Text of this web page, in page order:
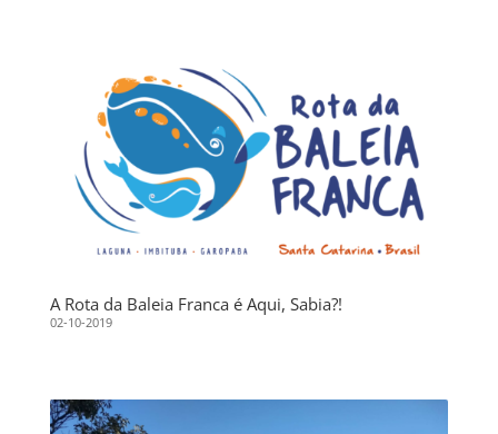
A Rota da Baleia Franca é Aqui, Sabia?!
02-10-2019